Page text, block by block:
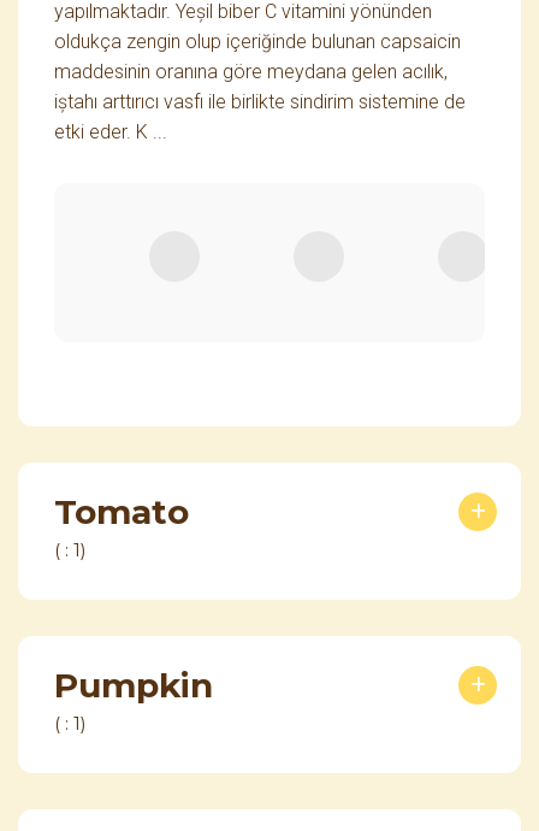
yapılmaktadır. Yeşil biber C vitamini yönünden
oldukça zengin olup içeriğinde bulunan capsaicin
maddesinin oranına göre meydana gelen acılık,
iştahı arttırıcı vasfı ile birlikte sindirim sistemine de
etki eder. K ...
Tomato
( : 1)
Pumpkin
( : 1)